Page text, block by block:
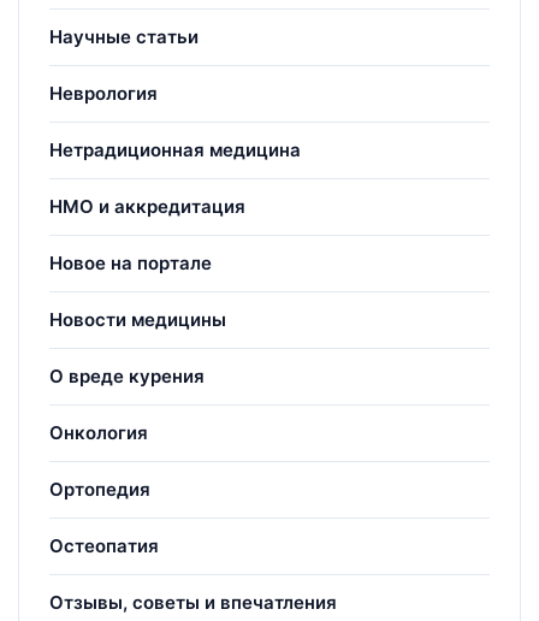
Научные статьи
Неврология
Нетрадиционная медицина
НМО и аккредитация
Новое на портале
Новости медицины
О вреде курения
Онкология
Ортопедия
Остеопатия
Отзывы, советы и впечатления